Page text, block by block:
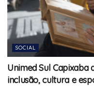
SOCIAL
Unimed Sul
inclusão, cultura e